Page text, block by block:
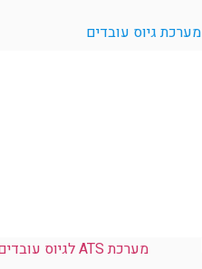
מערכת גיוס עובדים